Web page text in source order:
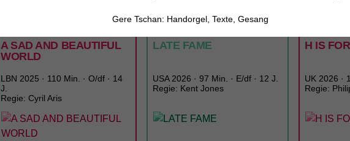
CINEMA
A SAD AND BEAUTIFUL
WORLD
LBN 2025 · 110 Min. · O/df · 14
J.
Regie: Cyril Aris
LUNCHKINO
LATE FAME
USA 2026 · 97 Min. · E/df · 12 J.
Regie: Kent Jones
H IS
UK 2026 ·
Regie:
Gere Tschan: Handorgel, Texte, Gesang